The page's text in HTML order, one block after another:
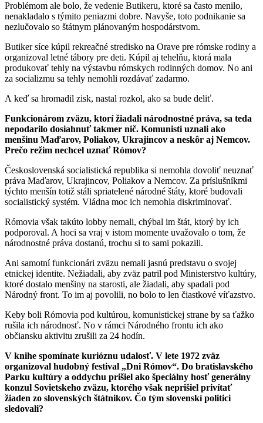
Problémom ale bolo, že vedenie Butikeru, ktoré sa často menilo,
nenakladalo s týmito peniazmi dobre. Navyše, toto podnikanie sa
nezlučovalo so štátnym plánovaným hospodárstvom.
Butiker síce kúpil rekreačné stredisko na Orave pre rómske rodiny a
organizoval letné tábory pre deti. Kúpil aj tehelňu, ktorá mala
produkovať tehly na výstavbu rómskych rodinných domov. No ani
za socializmu sa tehly nemohli rozdávať zadarmo.
A keď sa hromadil zisk, nastal rozkol, ako sa bude deliť.
Funkcionárom zväzu, ktorí žiadali národnostné práva, sa teda
nepodarilo dosiahnuť takmer nič. Komunisti uznali ako
menšinu Maďarov, Poliakov, Ukrajincov a neskôr aj Nemcov.
Prečo režim nechcel uznať Rómov?
Československá socialistická republika si nemohla dovoliť neuznať
práva Maďarov, Ukrajincov, Poliakov a Nemcov. Za príslušníkmi
týchto menšín totiž stáli spriatelené národné štáty, ktoré budovali
socialistický systém. Vládna moc ich nemohla diskriminovať.
Rómovia však takúto lobby nemali, chýbal im štát, ktorý by ich
podporoval. A hoci sa vraj v istom momente uvažovalo o tom, že
národnostné práva dostanú, trochu si to sami pokazili.
Ani samotní funkcionári zväzu nemali jasnú predstavu o svojej
etnickej identite. Nežiadali, aby zväz patril pod Ministerstvo kultúry,
ktoré dostalo menšiny na starosti, ale žiadali, aby spadali pod
Národný front. To im aj povolili, no bolo to len čiastkové víťazstvo.
Keby boli Rómovia pod kultúrou, komunistickej strane by sa ťažko
rušila ich národnosť. No v rámci Národného frontu ich ako
občiansku aktivitu zrušili za 24 hodín.
V knihe spomínate kurióznu udalosť. V lete 1972 zväz
organizoval hudobný festival „Dni Rómov“. Do bratislavského
Parku kultúry a oddychu prišiel ako špeciálny hosť generálny
konzul Sovietskeho zväzu, ktorého však neprišiel privítať
žiaden zo slovenských štátnikov. Čo tým slovenskí politici
sledovali?